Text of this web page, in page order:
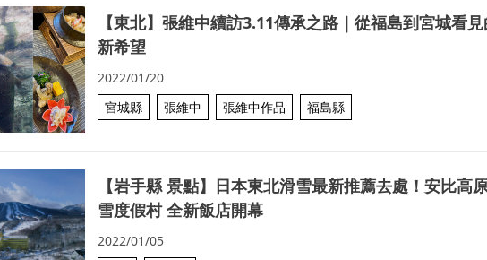
【東北】張維中續訪3.11傳承之路｜從福島到宮城看
新希望
2022/01/20
宮城縣
張維中 張維中作品 福島縣
【岩手縣 景點】日本東北滑雪最新推薦去處！安比高
雪度假村 全新飯店開幕
2022/01/05